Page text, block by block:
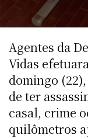
Agentes da
Vidas
domingo
de ter
casal, crime
quilômetros